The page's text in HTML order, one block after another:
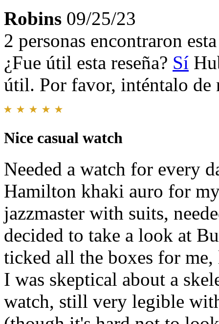
Robins 09/25/23
2 personas encontraron
¿Fue útil esta reseña? Sí
útil. Por favor, inténtalo de
Nice casual watch
Needed a watch for every
Hamilton khaki auro for
jazzmaster with suits,
decided to take a look at
ticked all the boxes for
I was skeptical about a
watch, still very legible